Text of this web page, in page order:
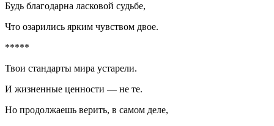
Будь благодарна ласковой судьбе,
Что озарились ярким чувством двое.
*****
Твои стандарты мира устарели.
И жизненные ценности — не те.
Но продолжаешь верить, в самом деле,